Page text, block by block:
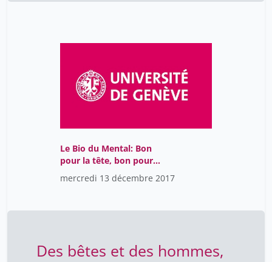
Le Bio du Mental: Bon
pour la tête, bon pour
les entreprises
mercredi 13 décembre 2017
Des bêtes et des hommes,